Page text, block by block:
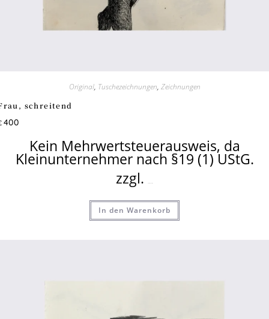
Original, Tuschezeichnungen, Zeichnungen
schreitend
400
Kein Mehrwertsteuerausweis, da
Kleinunternehmer nach §19 (1) UStG.
zzgl.
In den Warenkorb